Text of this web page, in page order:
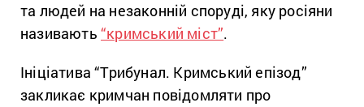
та людей на незаконній споруді, яку росіяни
називають “кримський міст”.
Ініціатива “Трибунал. Кримський епізод”
закликає кримчан повідомляти про